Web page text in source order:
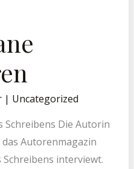
| Uncategorized
Schreibens Die Autorin
Autorenmagazin
Schreibens interviewt.